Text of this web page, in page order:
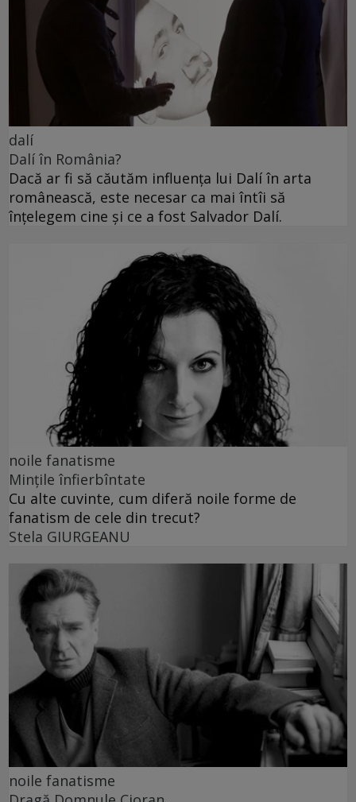
dalí
Dalí în România?
Dacă ar fi să căutăm influența lui Dalí în arta
românească, este necesar ca mai întîi să
înțelegem cine și ce a fost Salvador Dalí.
noile fanatisme
Mințile înfierbîntate
Cu alte cuvinte, cum diferă noile forme de
fanatism de cele din trecut?
Stela GIURGEANU
noile fanatisme